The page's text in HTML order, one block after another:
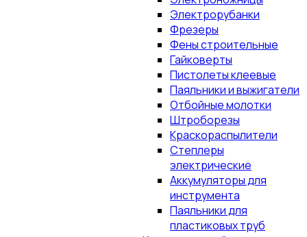
Электрорубанки
Фрезеры
Фены строительные
Гайковерты
Пистолеты клеевые
Паяльники и выжигатели
Отбойные молотки
Штроборезы
Краскораспылители
Степлеры
электрические
Аккумуляторы для
инструмента
Паяльники для
пластиковых труб